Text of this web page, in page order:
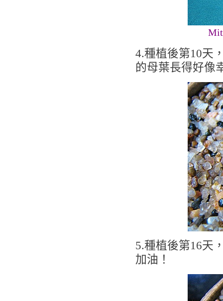
4.種植後第10天
的母葉長得好像
5.種植後第16天
加油！